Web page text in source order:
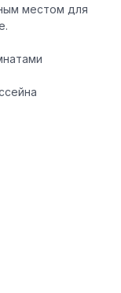
местом для